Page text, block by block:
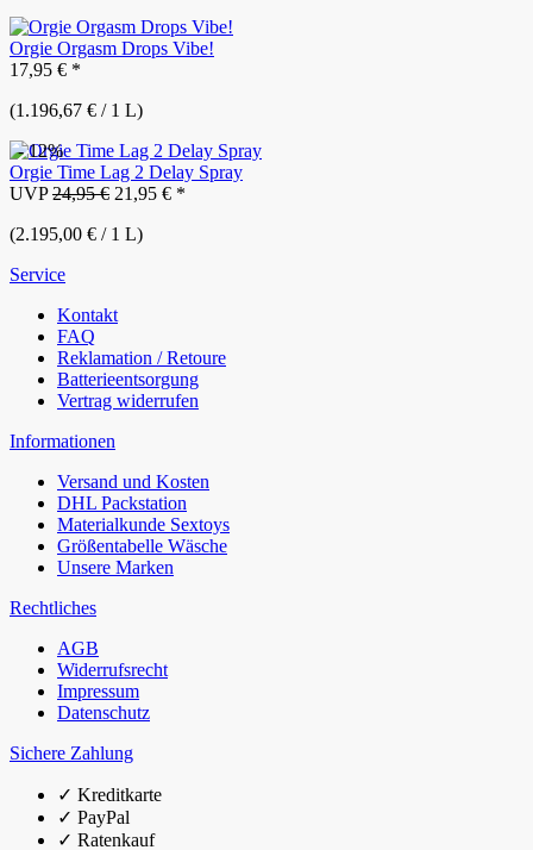
Orgie Orgasm Drops Vibe!
17,95 € *
(1.196,67 € / 1 L)
- 12%
Orgie Time Lag 2 Delay Spray
UVP24,95 € 21,95 € *
(2.195,00 € / 1 L)
Service
Kontakt
FAQ
Reklamation / Retoure
Batterieentsorgung
Vertrag widerrufen
Informationen
Versand und Kosten
DHL Packstation
Materialkunde Sextoys
Größentabelle Wäsche
Unsere Marken
Rechtliches
AGB
Widerrufsrecht
Impressum
Datenschutz
Sichere Zahlung
✓ Kreditkarte
✓ PayPal
✓ Ratenkauf